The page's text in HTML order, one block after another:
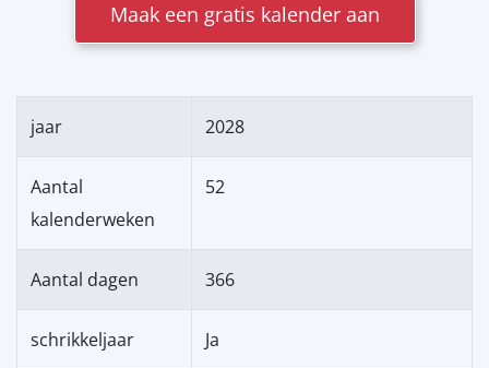
Maak een gratis kalender aan
jaar 2028
Aantal
kalenderweken
52
Aantal dagen 366
schrikkeljaar Ja